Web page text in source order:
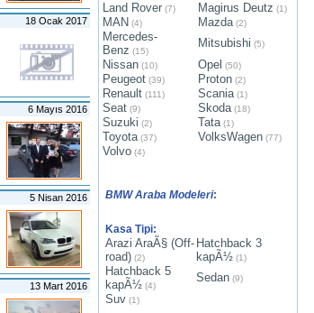
18 Ocak 2017
6 Mayıs 2016
5 Nisan 2016
13 Mart 2016
Land Rover (7) Magirus Deutz (1)
MAN (4) Mazda (2)
Mercedes-
Benz (15)
Mitsubishi (5)
Nissan (10) Opel (50)
Peugeot (39) Proton (2)
Renault (111) Scania (1)
Seat (9) Skoda (18)
Suzuki (2) Tata (1)
Toyota (37) VolksWagen (77)
Volvo (4)
BMW Araba Modeleri:
Kasa Tipi:
Arazi AraÃ§ (Off-
road) (2)
Hatchback 3
kapÃ½ (1)
Hatchback 5
kapÃ½ (4)
Sedan (9)
Suv (1)